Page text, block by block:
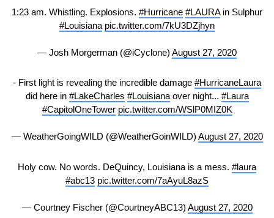
1:23 am. Whistling. Explosions. #Hurricane #LAURAin Sulphur
#Louisiana pic.twitter.com/7kU3DZjhyn
— Josh Morgerman (@iCyclone) August 27, 2020
- First light is revealing the incredible damage #HurricaneLaura
did here in #LakeCharles #Louisianaover night... #Laura
#CapitolOneTower pic.twitter.com/WSlP0MIZ0K
— WeatherGoingWILD (@WeatherGoinWILD) August 27, 2020
Holy cow. No words. DeQuincy, Louisiana is a mess. #laura
#abc13 pic.twitter.com/7aAyuL8azS
— Courtney Fischer (@CourtneyABC13) August 27, 2020